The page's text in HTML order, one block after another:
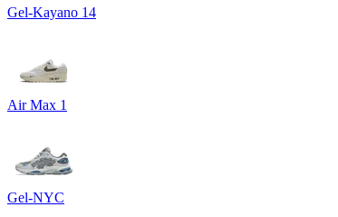
Gel-Kayano 14
Air Max 1
Gel-NYC